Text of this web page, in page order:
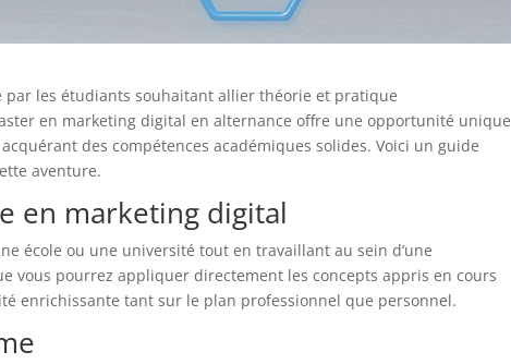
par les étudiants souhaitant allier théorie et pratique
en marketing digital en alternance offre une opportunité unique
des compétences académiques solides. Voici un guide
aventure.
en marketing digital
école ou une université tout en travaillant au sein d’une
vous pourrez appliquer directement les concepts appris en cours
enrichissante tant sur le plan professionnel que personnel.